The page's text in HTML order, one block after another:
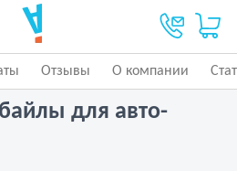
Отзывы О компании
для авто-